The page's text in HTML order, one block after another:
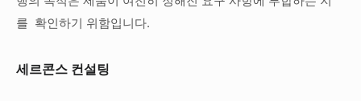
를 확인하기 위함입니다.
세르콘스 컨설팅